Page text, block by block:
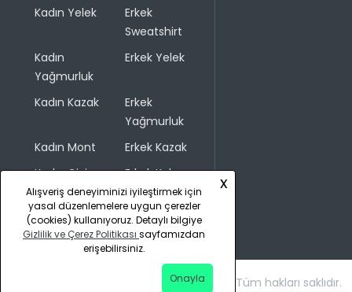
Kadın Yelek
Kadın
Yağmurluk
Kadın Kazak
Kadın Mont
Kadın Giyim
Erkek
Sweatshirt
Erkek Yelek
Erkek
Yağmurluk
Erkek Kazak
Erkek Kaban
Copyright © 2026 COLINS. Tüm hakları saklıdır.
Alışveriş deneyiminizi iyileştirmek için
yasal düzenlemelere uygun çerezler
(cookies) kullanıyoruz. Detaylı bilgiye
Gizlilik ve Çerez Politikası sayfamızdan
erişebilirsiniz.
Onayla
x